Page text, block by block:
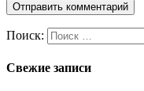
Поиск:
Свежие записи